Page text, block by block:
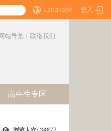
Language 登入
网站导览 | 联络我们
高中生专区
浏览人次: